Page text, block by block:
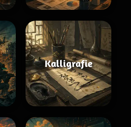
Kalligrafie